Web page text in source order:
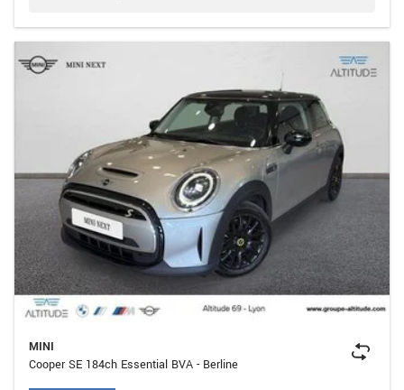
MINI
Cooper SE 184ch Essential BVA - Berline